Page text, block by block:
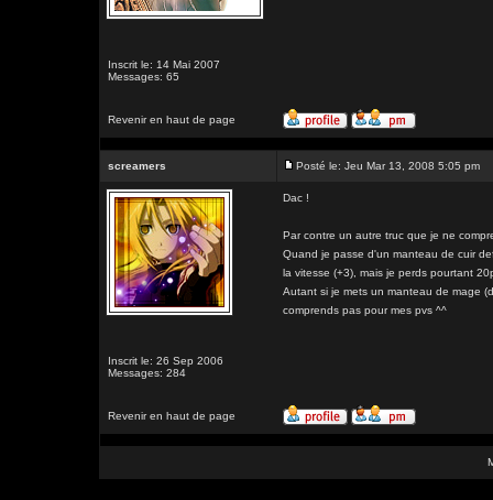
Inscrit le: 14 Mai 2007
Messages: 65
Revenir en haut de page
screamers Posté le: Jeu Mar 13, 2008 5:05 pm
Inscrit le: 26 Sep 2006
Messages: 284
Dac !
Par contre un autre truc que je ne
Quand je passe d'un manteau de cuir
la vitesse (+3), mais je perds pourtant
Autant si je mets un manteau de mage
comprends pas pour mes pvs ^^
Revenir en haut de page